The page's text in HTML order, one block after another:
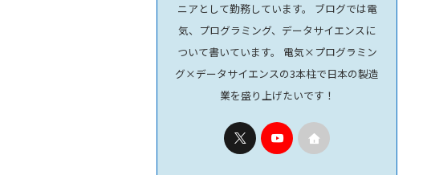
ニアとして勤務しています。 ブログでは電
気、プログラミング、データサイエンスに
ついて書いています。 電気×プログラミン
グ×データサイエンスの3本柱で日本の製造
業を盛り上げたいです！